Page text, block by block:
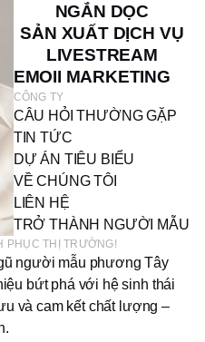
NGẮN DỌC
SẢN XUẤT DỊCH VỤ
LIVESTREAM
EMOII MARKETING
CÔNG TY
CÂU HỎI THƯỜNG GẶP
TIN TỨC
DỰ ÁN TIÊU BIỂU
VỀ CHÚNG TÔI
LIÊN HỆ
TRỞ THÀNH NGƯỜI MẪU
PHỤC THỊ TRƯỜNG!
người mẫu phương Tây
bứt phá với hệ sinh thái
và cam kết chất lượng –